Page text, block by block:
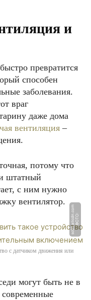
и
превратится
способен
заболевания.
враг
даже дома
вентиляция–
потому что
штатный
с ним нужно
вентилятор.
Ф
О
Т
О:
s
c
0
1.
ali
c
d
n.
c
o
m
с датчиком движения или
могут быть не в
современные